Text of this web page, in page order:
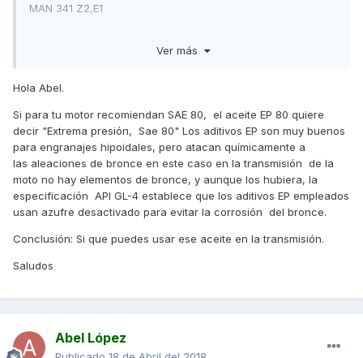
MAN 341 Z2,E1
Me pone en el bote que es para transmisión manual, no se
se si tendrá algo que ver. Tampoco se si EP 80 es lo mismo
que SAE 80. Alguien me puede ayudar?? Gracias
Ver más
Hola Abel.
Si para tu motor recomiendan SAE 80, el aceite EP 80 quiere
decir "Extrema presión, Sae 80" Los aditivos EP son muy buenos
para engranajes hipoidales, pero atacan químicamente a
las aleaciones de bronce en este caso en la transmisión de la
moto no hay elementos de bronce, y aunque los hubiera, la
especificación API GL-4 establece que los aditivos EP empleados
usan azufre desactivado para evitar la corrosión del bronce.
Conclusión: Si que puedes usar ese aceite en la transmisión.
Saludos
Abel López